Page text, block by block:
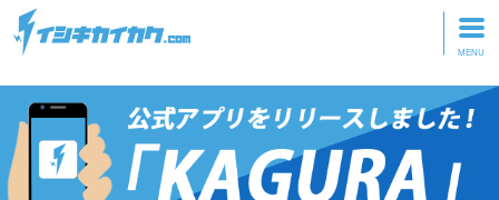
トップページ
動画を見る
記事を読む